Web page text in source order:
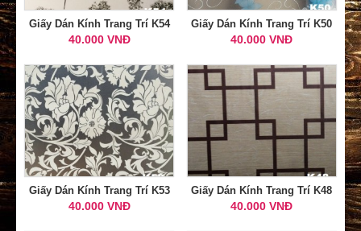
Giấy Dán Kính Trang Trí K54
40.000 VNĐ
Giấy Dán Kính Trang Trí K50
40.000 VNĐ
Giấy Dán Kính Trang Trí K53
40.000 VNĐ
Giấy Dán Kính Trang Trí K48
40.000 VNĐ